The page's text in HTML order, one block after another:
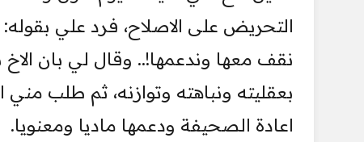
التحريض على الاصلاح، فرد علي
نقف معها وندعمها!.. وقال لي بان
بعقليته ونباهته وتوازنه، ثم طلب
اعادة الصحيفة ودعمها ماديا ومعنويا.